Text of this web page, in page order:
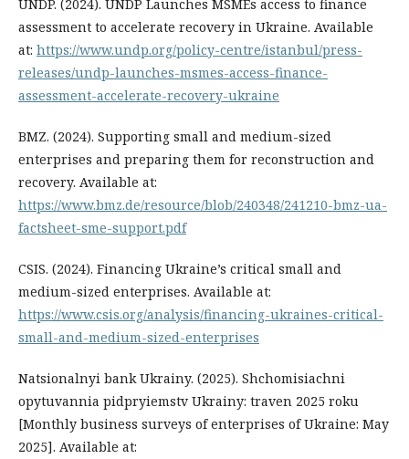
UNDP. (2024). UNDP Launches MSMEs access to finance
assessment to accelerate recovery in Ukraine. Available
at: https://www.undp.org/policy-centre/istanbul/press-
releases/undp-launches-msmes-access-finance-
assessment-accelerate-recovery-ukraine
BMZ. (2024). Supporting small and medium-sized
enterprises and preparing them for reconstruction and
recovery. Available at:
https://www.bmz.de/resource/blob/240348/241210-bmz-ua-
factsheet-sme-support.pdf
CSIS. (2024). Financing Ukraine’s critical small and
medium-sized enterprises. Available at:
https://www.csis.org/analysis/financing-ukraines-critical-
small-and-medium-sized-enterprises
Natsionalnyi bank Ukrainy. (2025). Shchomisiachni
opytuvannia pidpryiemstv Ukrainy: traven 2025 roku
[Monthly business surveys of enterprises of Ukraine: May
2025]. Available at: